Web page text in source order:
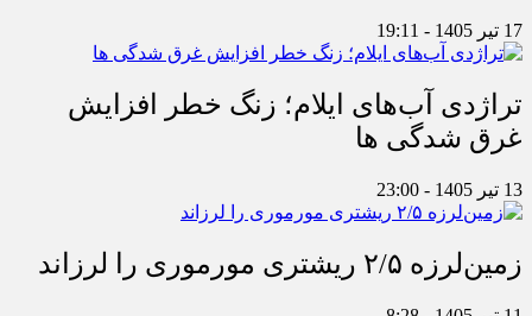
17 تیر 1405 - 19:11
تراژدی آب‌های ایلام؛ زنگ خطر افزایش
غرق شدگی ها
13 تیر 1405 - 23:00
زمین‌لرزه ۲/۵ ریشتری مورموری را لرزاند